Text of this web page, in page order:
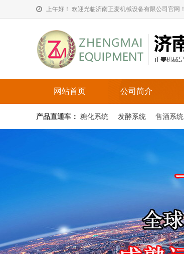
上午好！ 欢迎光临济南正麦机械设备有限公司官网！
网站首页 公司简介
产品直通车： 糖化系统 发酵系统 售酒系统